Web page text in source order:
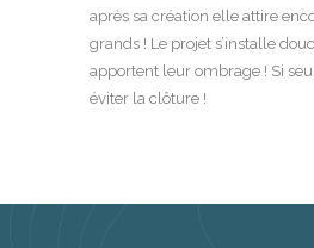
après sa création elle attire
grands ! Le projet s’installe
apportent leur ombrage ! Si
éviter la clôture !